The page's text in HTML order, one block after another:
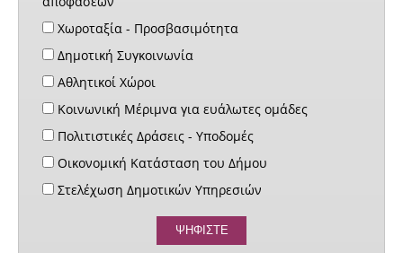
Χωροταξία - Προσβασιμότητα
Δημοτική Συγκοινωνία
Αθλητικοί Χώροι
Κοινωνική Μέριμνα για ευάλωτες ομάδες
Πολιτιστικές Δράσεις - Υποδομές
Οικονομική Κατάσταση του Δήμου
Στελέχωση Δημοτικών Υπηρεσιών